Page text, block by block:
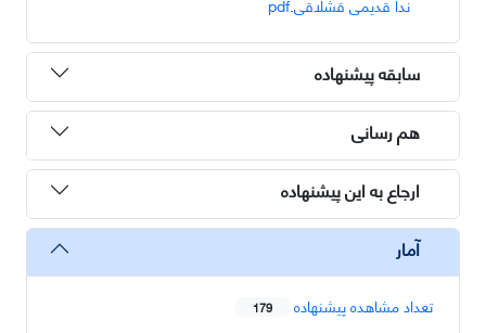
سابقه پیشنهاده
هم رسانی
ارجاع به این پیشنهاده
آمار
تعداد مشاهده پیشنهاده 179